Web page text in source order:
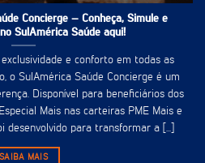
Concierge – Conheça, Simule e
SulAmérica Saúde aqui!
e conforto em todas as
o SulAmérica Saúde Concierge é um
Disponível para beneficiários dos
Mais nas carteiras PME Mais e
desenvolvido para transformar a [...]
SAIBA MAIS